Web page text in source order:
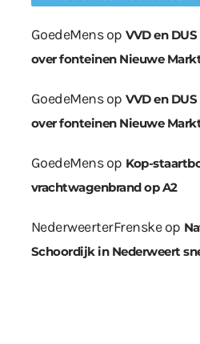
GoedeMensop VVD en
over fonteinen Nieuwe
GoedeMensop VVD en
over fonteinen Nieuwe
GoedeMensop Kop-
vrachtwagenbrand op A2
NederweerterFrenskeop
Schoordijk in Nederweert